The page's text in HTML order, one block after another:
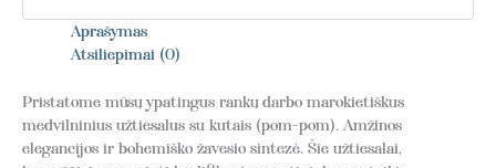
Aprašymas
Atsiliepimai (0)
Pristatome mūsų ypatingus rankų darbo marokietiškus
medvilninius užtiesalus su kutais (pom-pom). Amžinos
elegancijos ir bohemiško žavesio sintezė. Šie užtiesalai,